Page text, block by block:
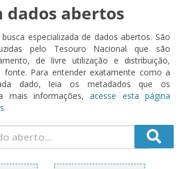
dados abertos
especializada de dados abertos. São
pelo Tesouro Nacional que são
de livre utilização e distribuição,
fonte. Para entender exatamente como a
dado, leia os metadados que os
mais informações,acesse esta página